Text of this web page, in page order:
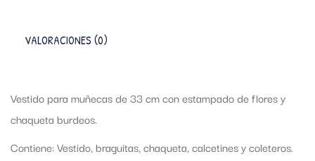
VALORACIONES (0)
Vestido para muñecas de 33 cm con estampado de flores y
chaqueta burdeos.
Contiene: Vestido, braguitas, chaqueta, calcetines y coleteros.